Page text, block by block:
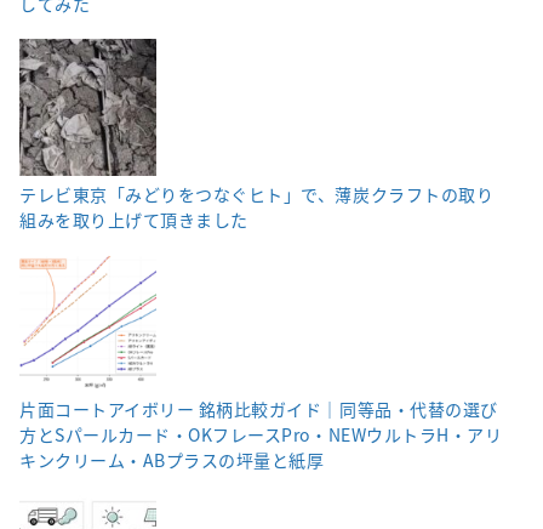
テレビ東京「みどりをつなぐヒト」で、薄炭クラフトの取り
組みを取り上げて頂きました
片面コートアイボリー 銘柄比較ガイド｜同等品・代替の選び
方とSパールカード・OKフレースPro・NEWウルトラH・アリ
キンクリーム・ABプラスの坪量と紙厚